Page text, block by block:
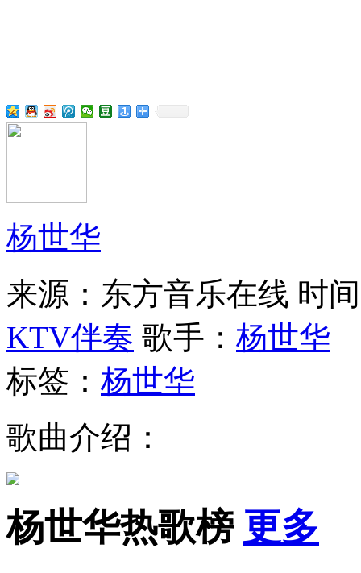
杨世华
来源：东方音乐在线 时
KTV伴奏 歌手： 杨世华
标签： 杨世华
歌曲介绍：
杨世华热歌榜 更多